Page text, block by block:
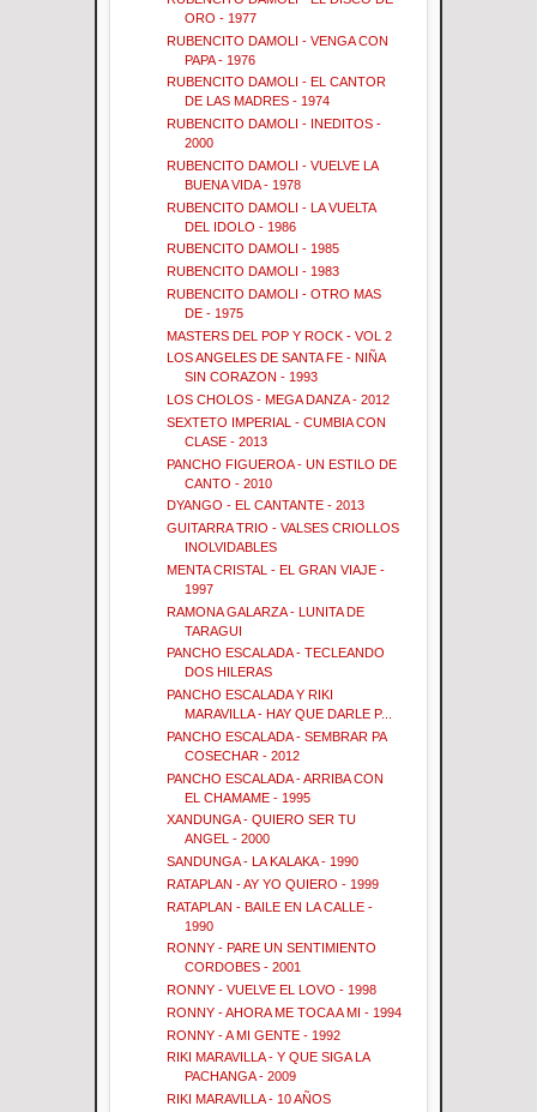
ORO - 1977
RUBENCITO DAMOLI - VENGA CON
PAPA - 1976
RUBENCITO DAMOLI - EL CANTOR
DE LAS MADRES - 1974
RUBENCITO DAMOLI - INEDITOS -
2000
RUBENCITO DAMOLI - VUELVE LA
BUENA VIDA - 1978
RUBENCITO DAMOLI - LA VUELTA
DEL IDOLO - 1986
RUBENCITO DAMOLI - 1985
RUBENCITO DAMOLI - 1983
RUBENCITO DAMOLI - OTRO MAS
DE - 1975
MASTERS DEL POP Y ROCK - VOL 2
LOS ANGELES DE SANTA FE - NIÑA
SIN CORAZON - 1993
LOS CHOLOS - MEGA DANZA - 2012
SEXTETO IMPERIAL - CUMBIA CON
CLASE - 2013
PANCHO FIGUEROA - UN ESTILO DE
CANTO - 2010
DYANGO - EL CANTANTE - 2013
GUITARRA TRIO - VALSES CRIOLLOS
INOLVIDABLES
MENTA CRISTAL - EL GRAN VIAJE -
1997
RAMONA GALARZA - LUNITA DE
TARAGUI
PANCHO ESCALADA - TECLEANDO
DOS HILERAS
PANCHO ESCALADA Y RIKI
MARAVILLA - HAY QUE DARLE P...
PANCHO ESCALADA - SEMBRAR PA
COSECHAR - 2012
PANCHO ESCALADA - ARRIBA CON
EL CHAMAME - 1995
XANDUNGA - QUIERO SER TU
ANGEL - 2000
SANDUNGA - LA KALAKA - 1990
RATAPLAN - AY YO QUIERO - 1999
RATAPLAN - BAILE EN LA CALLE -
1990
RONNY - PARE UN SENTIMIENTO
CORDOBES - 2001
RONNY - VUELVE EL LOVO - 1998
RONNY - AHORA ME TOCA A MI - 1994
RONNY - A MI GENTE - 1992
RIKI MARAVILLA - Y QUE SIGA LA
PACHANGA - 2009
RIKI MARAVILLA - 10 AÑOS